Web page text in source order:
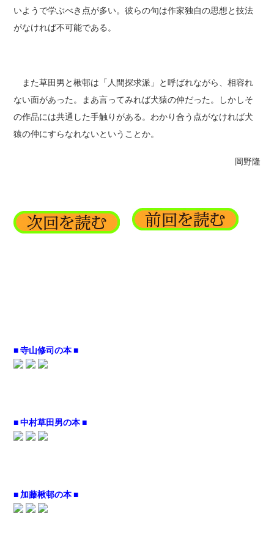
いようで学ぶべき点が多い。彼らの句は作家独自の思想と技法
がなければ不可能である。
また草田男と楸邨は「人間探求派」と呼ばれながら、相容れ
ない面があった。まあ言ってみれば犬猿の仲だった。しかしそ
の作品には共通した手触りがある。わかり合う点がなければ犬
猿の仲にすらなれないということか。
岡野隆
■ 寺山修司の本 ■
■ 中村草田男の本 ■
■ 加藤楸邨の本 ■